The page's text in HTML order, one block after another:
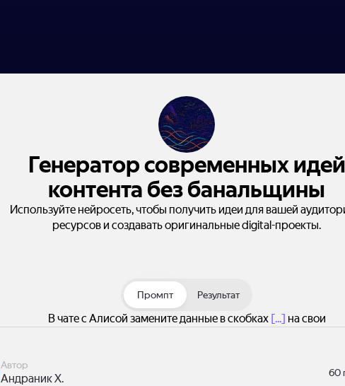
Генератор современных идей
контента без банальщины
Используйте нейросеть, чтобы получить идеи для вашей
ресурсов и создавать оригинальные digital-проекты.
Промпт Результат
В чате с Алисой замените данные в скобках [...] на свои
Автор
Андраник Х. 60